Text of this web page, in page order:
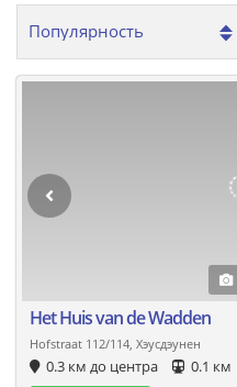
Het Huis van de Wadden
Hofstraat 112/114, Хэусдэунен
0.3 км до центра 0.1 км